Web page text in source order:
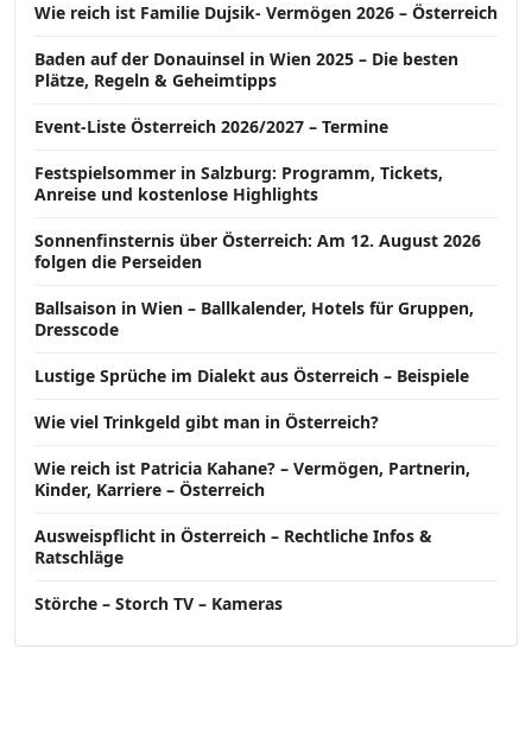
Wie reich ist Familie Dujsik- Vermögen 2026 – Österreich
Baden auf der Donauinsel in Wien 2025 – Die besten
Plätze, Regeln & Geheimtipps
Event-Liste Österreich 2026/2027 – Termine
Festspielsommer in Salzburg: Programm, Tickets,
Anreise und kostenlose Highlights
Sonnenfinsternis über Österreich: Am 12. August 2026
folgen die Perseiden
Ballsaison in Wien – Ballkalender, Hotels für Gruppen,
Dresscode
Lustige Sprüche im Dialekt aus Österreich – Beispiele
Wie viel Trinkgeld gibt man in Österreich?
Wie reich ist Patricia Kahane? – Vermögen, Partnerin,
Kinder, Karriere – Österreich
Ausweispflicht in Österreich – Rechtliche Infos &
Ratschläge
Störche – Storch TV – Kameras